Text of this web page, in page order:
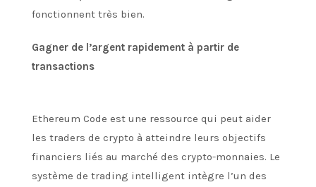
fonctionnent très bien.
Gagner de l’argent rapidement à partir de
transactions
Ethereum Code est une ressource qui peut aider
les traders de crypto à atteindre leurs objectifs
financiers liés au marché des crypto-monnaies. Le
système de trading intelligent intègre l’un des